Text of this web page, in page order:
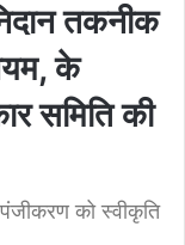
तकनीक
के
समिति की
को स्वीकृति